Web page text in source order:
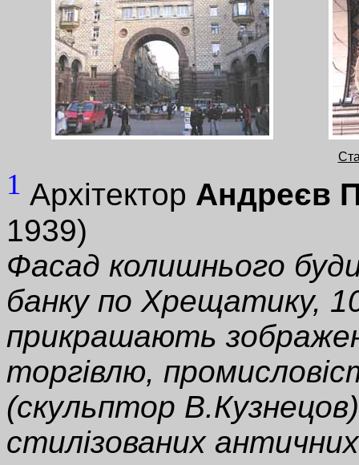
1 Архітектор Андреєв
1939)
Фасад колишнього
банку по Хрещатику,
прикрашають
торгівлю,
(скульптор
стилізованих